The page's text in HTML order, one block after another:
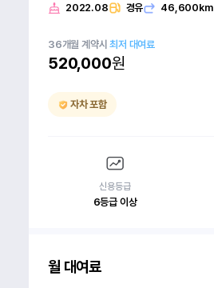
2022.08 경유 46,600km
36개월 계약시최저 대여료
520,000원
자차 포함
신용등급
6등급 이상
월 대여료